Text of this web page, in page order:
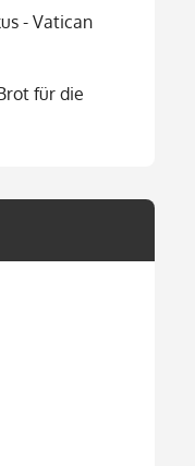
- Vatican
für die